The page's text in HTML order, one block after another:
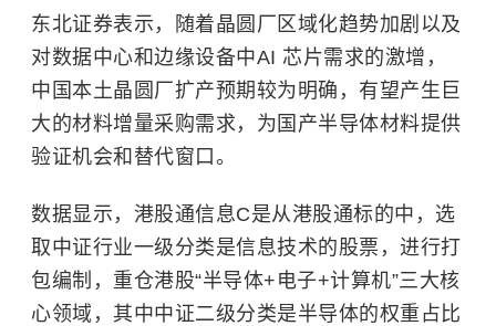
东北证券表示，随着晶圆厂区域化趋势加剧以及
对数据中心和边缘设备中AI 芯片需求的激增，
中国本土晶圆厂扩产预期较为明确，有望产生巨
大的材料增量采购需求，为国产半导体材料提供
验证机会和替代窗口。
数据显示，港股通信息C是从港股通标的中，选
取中证行业一级分类是信息技术的股票，进行打
包编制，重仓港股“半导体+电子+计算机”三大核
心领域，其中中证二级分类是半导体的权重占比